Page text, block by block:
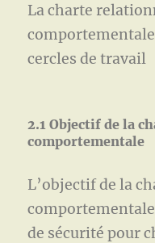
La charte
cercles de travail
2.1 Objectif de la
comportementale
L’objectif de la
de sécurité pour